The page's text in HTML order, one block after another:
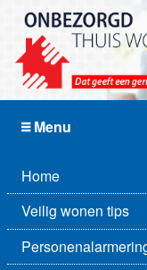
Menu
Home
Veilig wonen tips